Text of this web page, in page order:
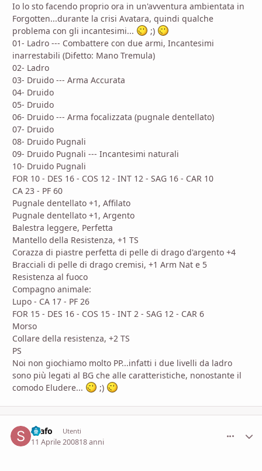
Io lo sto facendo proprio ora in un'avventura ambientata in
Forgotten...durante la crisi Avatara, quindi qualche
problema con gli incantesimi...
;)
01- Ladro --- Combattere con due armi, Incantesimi
inarrestabili (Difetto: Mano Tremula)
02- Ladro
03- Druido --- Arma Accurata
04- Druido
05- Druido
06- Druido --- Arma focalizzata (pugnale dentellato)
07- Druido
08- Druido Pugnali
09- Druido Pugnali --- Incantesimi naturali
10- Druido Pugnali
FOR 10 - DES 16 - COS 12 - INT 12 - SAG 16 - CAR 10
CA 23 - PF 60
Pugnale dentellato +1, Affilato
Pugnale dentellato +1, Argento
Balestra leggere, Perfetta
Mantello della Resistenza, +1 TS
Corazza di piastre perfetta di pelle di drago d'argento +4
Bracciali di pelle di drago cremisi, +1 Arm Nat e 5
Resistenza al fuoco
Compagno animale:
Lupo - CA 17 - PF 26
FOR 15 - DES 16 - COS 15 - INT 2 - SAG 12 - CAR 6
Morso
Collare della resistenza, +2 TS
PS
Noi non giochiamo molto PP...infatti i due livelli da ladro
sono più legati al BG che alle caratteristiche, nonostante il
comodo Eludere...
;)
Scafo Utenti
11 Aprile 200818 anni